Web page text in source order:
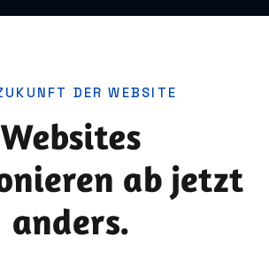
DER WEBSITE
Websites
ab jetzt
anders.